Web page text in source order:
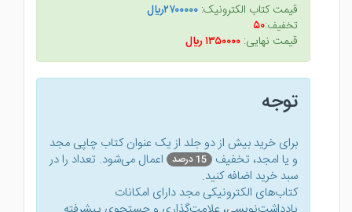
قیمت کتاب الکترونیک: ۲۷۰۰۰۰۰ريال
تخفیف:۵۰
قیمت نهایی: ۱۳۵۰۰۰۰ ريال
توجه
برای خرید بیش از دو جلد از یک عنوان کتاب‌ چاپی مجد
و یا امجد، تخفیف 15 درصد
اعمال می‌شود. تعداد را در
سبد خرید اضافه کنید.
کتاب‌های الکترونیکی مجد دارای امکانات